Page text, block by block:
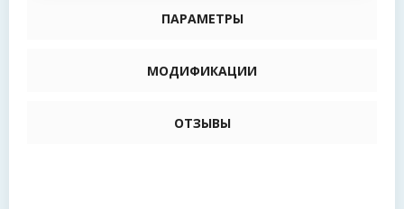
ПАРАМЕТРЫ
МОДИФИКАЦИИ
ОТЗЫВЫ